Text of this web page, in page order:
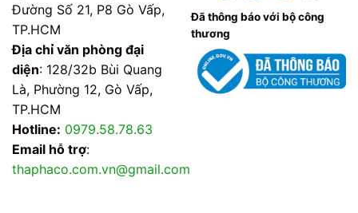
Đường Số 21, P8 Gò Vấp,
TP.HCM
Địa chỉ văn phòng đại
diện: 128/32b Bùi Quang
Là, Phường 12, Gò Vấp,
TP.HCM
Hotline: 0979.58.78.63
Email hỗ trợ:
thaphaco.com.vn@gmail.com
Đã thông báo với bộ công
thương